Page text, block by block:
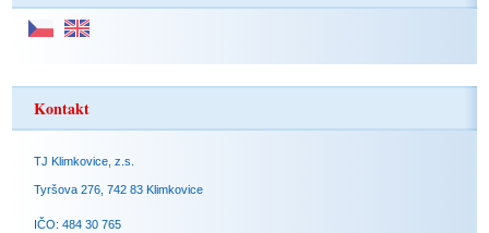
Kontakt
TJ Klimkovice, z.s.
Tyršova 276, 742 83 Klimkovice
IČO: 484 30 765